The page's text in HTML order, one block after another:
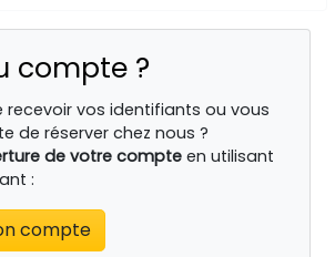
compte ?
recevoir vos identifiants ou vous
de réserver chez nous ?
de votre compte en utilisant
:
compte